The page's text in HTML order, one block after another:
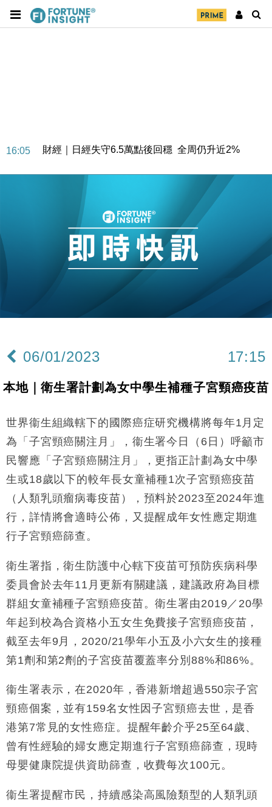
16:05 財經｜日經失守6.5萬點後回穩 全周仍升近2%
財經｜恒隆10月換帥 玩具「反」斗城亞洲CEO蔡德
財經｜韓股反覆波動收跌 連挫7周創逾3年最長跌勢
財經｜內地7月美元計價出口增近24%勝預期 貿易順
差達1125億美元
12:44
財經｜日本春季三度入市撐日圓 4月單日斥6.28萬億
國際｜特朗普料美伊戰事快結束 承認部分彈藥庫存緊
11:30
財經｜精星香港夥菜鳥拓全球智慧倉儲市場 加快海外
14:50
地產｜大酒店中期轉賺2300萬元 斥21億翻新香港及
13:12
國際｜特朗普赴洛杉磯高球場活動前 男子攜槍彈被捕
16:05 財經｜日經失守6.5萬點後回穩 全周仍升近2%
15:47
財經｜恒隆10月換帥 玩具「反」斗城亞洲CEO蔡德
粦接任
15:11
財經｜韓股反覆波動收跌 連挫7周創逾3年最長跌勢
12:44
日圓干預創新高
11:12
國際｜特朗普料美伊戰事快結束 承認部分彈藥庫存緊
張
15:59
財經｜SA售股自救後再出手 斥4億美元押注未上市公
司
11:30
財經｜精星香港夥菜鳥拓全球智慧倉儲市場 加快海外
地產｜大酒店中期轉賺2300萬元 斥21億翻新香港及
東京半島
13:12
國際｜特朗普赴洛杉磯高球場活動前 男子攜槍彈被捕
06/01/2023 17:15
本地｜衛生署計劃為女中學生補種子宮頸癌疫苗
世界衞生組織轄下的國際癌症研究機構將每年1月定
為「子宮頸癌關注月」，衞生署今日（6日）呼籲市
民響應「子宮頸癌關注月」，更指正計劃為女中學
生或18歲以下的較年長女童補種1次子宮頸癌疫苗
（人類乳頭瘤病毒疫苗），預料於2023至2024年進
行，詳情將會適時公佈，又提醒成年女性應定期進
行子宮頸癌篩查。
衛生署指，衛生防護中心轄下疫苗可預防疾病科學
委員會於去年11月更新有關建議，建議政府為目標
群組女童補種子宮頸癌疫苗。衛生署由2019／20學
年起到校為合資格小五女生免費接子宮頸癌疫苗，
截至去年9月，2020/21學年小五及小六女生的接種
第1劑和第2劑的子宮疫苗覆蓋率分別88%和86%。
衞生署表示，在2020年，香港新增超過550宗子宮
頸癌個案，並有159名女性因子宮頸癌去世，是香
港第7常見的女性癌症。提醒年齡介乎25至64歲、
曾有性經驗的婦女應定期進行子宮頸癌篩查，現時
母嬰健康院提供資助篩查，收費每次100元。
衞生署提醒市民，持續感染高風險類型的人類乳頭